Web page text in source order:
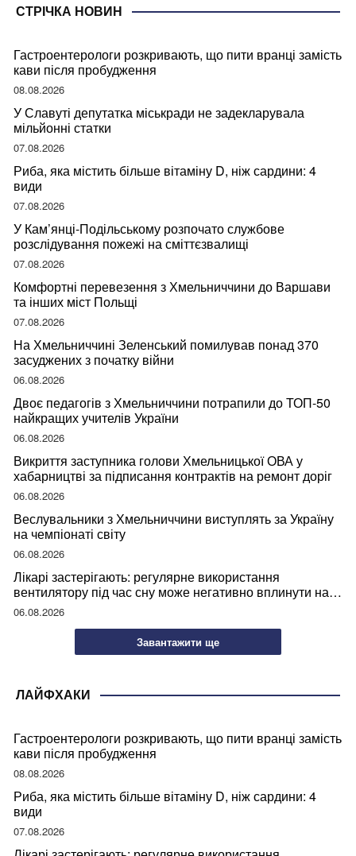
СТРІЧКА НОВИН
Гастроентерологи розкривають, що пити вранці замість
кави після пробудження
08.08.2026
У Славуті депутатка міськради не задекларувала
мільйонні статки
07.08.2026
Риба, яка містить більше вітаміну D, ніж сардини: 4
види
07.08.2026
У Кам’янці-Подільському розпочато службове
розслідування пожежі на сміттєзвалищі
07.08.2026
Комфортні перевезення з Хмельниччини до Варшави
та інших міст Польщі
07.08.2026
На Хмельниччині Зеленський помилував понад 370
засуджених з початку війни
06.08.2026
Двоє педагогів з Хмельниччини потрапили до ТОП-50
найкращих учителів України
06.08.2026
Викриття заступника голови Хмельницької ОВА у
хабарництві за підписання контрактів на ремонт доріг
06.08.2026
Веслувальники з Хмельниччини виступлять за Україну
на чемпіонаті світу
06.08.2026
Лікарі застерігають: регулярне використання
вентилятору під час сну може негативно вплинути на
ваше здоров’я
06.08.2026
Завантажити ще
ЛАЙФХАКИ
Гастроентерологи розкривають, що пити вранці замість
кави після пробудження
08.08.2026
Риба, яка містить більше вітаміну D, ніж сардини: 4
види
07.08.2026